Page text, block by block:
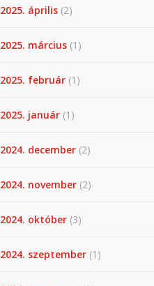
2025. április (2)
2025. március (1)
2025. február (1)
2025. január (1)
2024. december (2)
2024. november (2)
2024. október (3)
2024. szeptember (1)